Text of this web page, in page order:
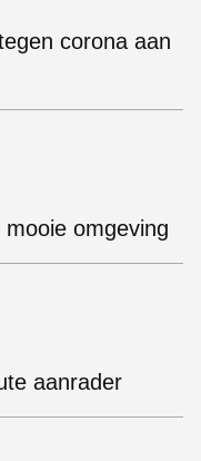
corona aan
omgeving
aanrader